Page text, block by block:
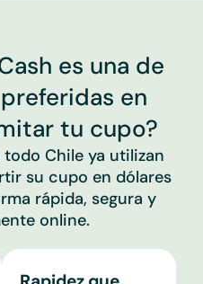
es una de
en
tu cupo?
Chile ya utilizan
su cupo en dólares
rápida, segura y
online.